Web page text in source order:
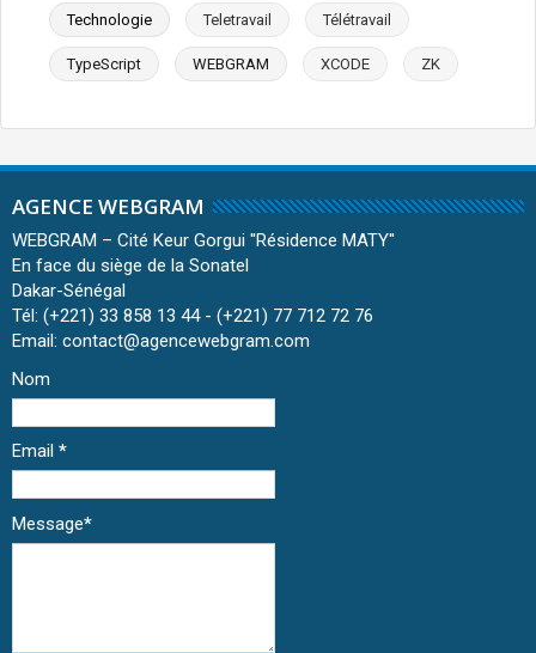
Technologie Teletravail Télétravail
TypeScript WEBGRAM XCODE ZK
AGENCE WEBGRAM
WEBGRAM – Cité Keur Gorgui ''Résidence MATY''
En face du siège de la Sonatel
Dakar-Sénégal
Tél: (+221) 33 858 13 44 - (+221) 77 712 72 76
Email: contact@agencewebgram.com
Nom
Email *
Message*